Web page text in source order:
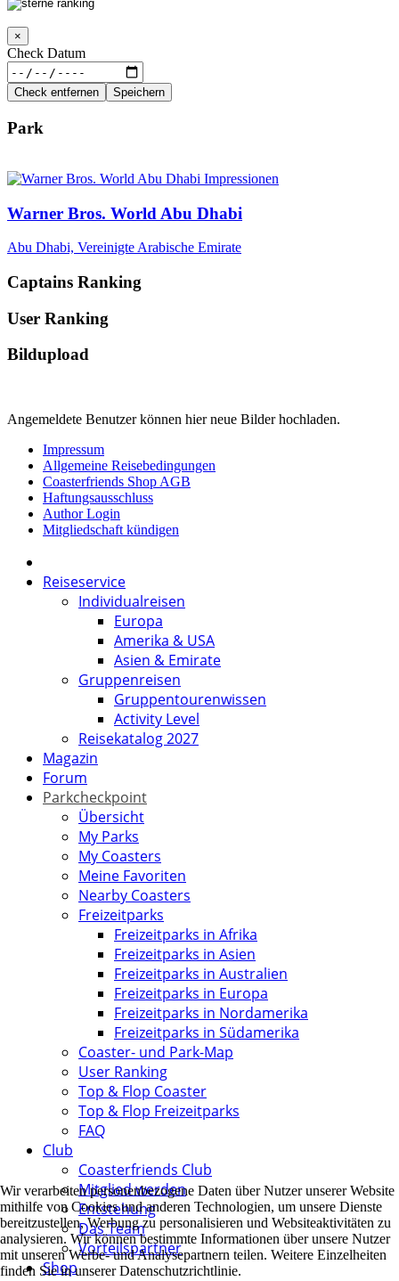
×
Check Datum
Check entfernen Speichern
Park
Warner Bros. World Abu Dhabi
Abu Dhabi, Vereinigte Arabische Emirate
Captains Ranking
User Ranking
Bildupload
Angemeldete Benutzer können hier neue Bilder hochladen.
Impressum
Allgemeine Reisebedingungen
Coasterfriends Shop AGB
Haftungsausschluss
Author Login
Mitgliedschaft kündigen
Reiseservice
Individualreisen
Europa
Amerika & USA
Asien & Emirate
Gruppenreisen
Gruppentourenwissen
Activity Level
Reisekatalog 2027
Magazin
Forum
Parkcheckpoint
Übersicht
My Parks
My Coasters
Meine Favoriten
Nearby Coasters
Freizeitparks
Freizeitparks in Afrika
Freizeitparks in Asien
Freizeitparks in Australien
Freizeitparks in Europa
Freizeitparks in Nordamerika
Freizeitparks in Südamerika
Coaster- und Park-Map
User Ranking
Top & Flop Coaster
Top & Flop Freizeitparks
FAQ
Club
Coasterfriends Club
Mitglied werden
Entstehung
Das Team
Vorteilspartner
Shop
Wir verarbeiten personenbezogene Daten über Nutzer unserer Website
mithilfe von Cookies und anderen Technologien, um unsere Dienste
bereitzustellen, Werbung zu personalisieren und Websiteaktivitäten zu
analysieren. Wir können bestimmte Informationen über unsere Nutzer
mit unseren Werbe- und Analysepartnern teilen. Weitere Einzelheiten
finden Sie in unserer Datenschutzrichtlinie.